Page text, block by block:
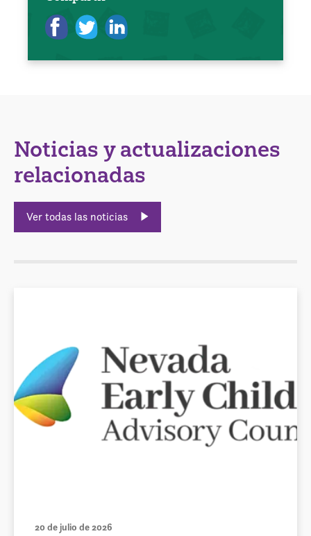
Noticias y actualizaciones
relacionadas
Ver todas las noticias
20 de julio de 2026